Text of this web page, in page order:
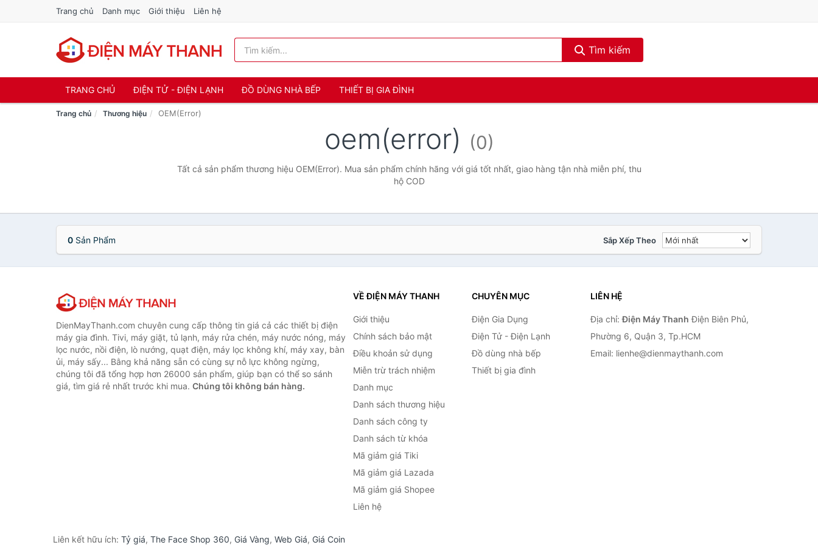
Trang chủ Danh mục Giới thiệu Liên hệ
Tìm kiếm
TRANG CHỦ ĐIỆN TỬ - ĐIỆN LẠNH ĐỒ DÙNG NHÀ BẾP THIẾT BỊ GIA ĐÌNH
Trang chủ Thương hiệu OEM(Error)
oem(error) (0)
Tất cả sản phẩm thương hiệu OEM(Error). Mua sản phẩm chính hãng với giá tốt nhất, giao hàng tận nhà miễn phí, thu
hộ COD
0 Sản Phẩm Sắp Xếp Theo
DienMayThanh.com chuyên cung cấp thông tin giá cả các thiết bị điện
máy gia đình. Tivi, máy giặt, tủ lạnh, máy rửa chén, máy nước nóng, máy
lọc nước, nồi điện, lò nướng, quạt điện, máy lọc không khí, máy xay, bàn
ủi, máy sấy... Bằng khả năng sẵn có cùng sự nỗ lực không ngừng,
chúng tôi đã tổng hợp hơn 26000 sản phẩm, giúp bạn có thể so sánh
giá, tìm giá rẻ nhất trước khi mua. Chúng tôi không bán hàng.
VỀ ĐIỆN MÁY THANH
Giới thiệu
Chính sách bảo mật
Điều khoản sử dụng
Miễn trừ trách nhiệm
Danh mục
Danh sách thương hiệu
Danh sách công ty
Danh sách từ khóa
Mã giảm giá Tiki
Mã giảm giá Lazada
Mã giảm giá Shopee
Liên hệ
CHUYÊN MỤC
Điện Gia Dụng
Điện Tử - Điện Lạnh
Đồ dùng nhà bếp
Thiết bị gia đình
LIÊN HỆ
Địa chỉ:Điện Máy Thanh Điện Biên Phủ,
Phường 6, Quận 3, Tp.HCM
Email: lienhe@dienmaythanh.com
Liên kết hữu ích: Tỷ giá, The Face Shop 360, Giá Vàng, Web Giá, Giá Coin